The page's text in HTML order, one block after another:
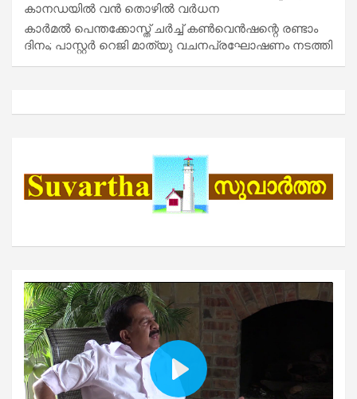
കാനഡയിൽ വൻ തൊഴിൽ വർധന
കാർമൽ പെന്തക്കോസ്ത് ചർച്ച് കൺവെൻഷന്റെ രണ്ടാം
ദിനം; പാസ്റ്റർ റെജി മാത്യു വചനപ്രഘോഷണം നടത്തി